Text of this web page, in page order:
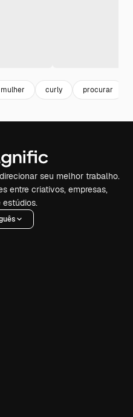
mulher curly procurar
seu melhor trabalho.
entre criativos, empresas,
estúdios.